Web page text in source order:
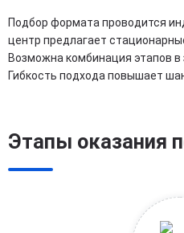
Подбор формата проводится
центр предлагает
Возможна комбинация этапов в
Гибкость подхода повышает
Этапы оказания